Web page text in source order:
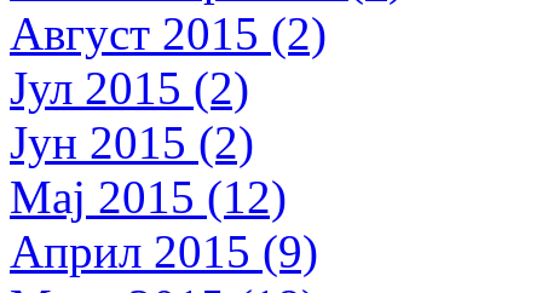
Август 2015 (2)
Јул 2015 (2)
Јун 2015 (2)
Мај 2015 (12)
Април 2015 (9)